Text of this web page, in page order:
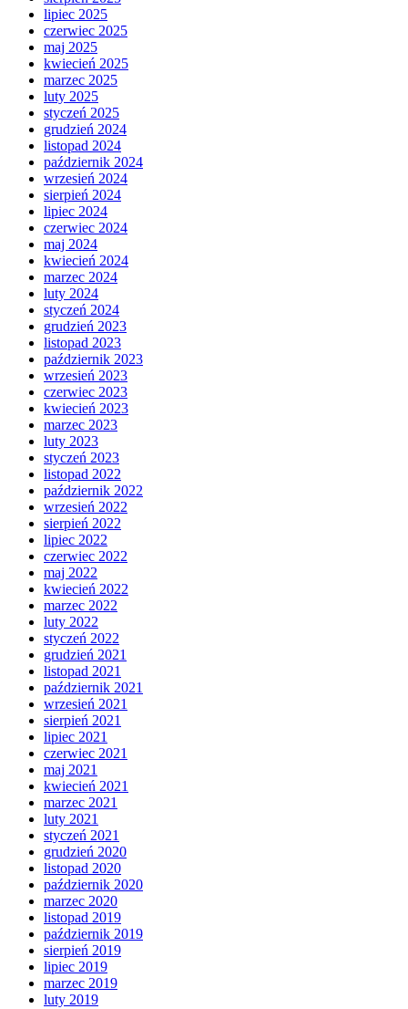
lipiec 2025
czerwiec 2025
maj 2025
kwiecień 2025
marzec 2025
luty 2025
styczeń 2025
grudzień 2024
listopad 2024
październik 2024
wrzesień 2024
sierpień 2024
lipiec 2024
czerwiec 2024
maj 2024
kwiecień 2024
marzec 2024
luty 2024
styczeń 2024
grudzień 2023
listopad 2023
październik 2023
wrzesień 2023
czerwiec 2023
kwiecień 2023
marzec 2023
luty 2023
styczeń 2023
listopad 2022
październik 2022
wrzesień 2022
sierpień 2022
lipiec 2022
czerwiec 2022
maj 2022
kwiecień 2022
marzec 2022
luty 2022
styczeń 2022
grudzień 2021
listopad 2021
październik 2021
wrzesień 2021
sierpień 2021
lipiec 2021
czerwiec 2021
maj 2021
kwiecień 2021
marzec 2021
luty 2021
styczeń 2021
grudzień 2020
listopad 2020
październik 2020
marzec 2020
listopad 2019
październik 2019
sierpień 2019
lipiec 2019
marzec 2019
luty 2019